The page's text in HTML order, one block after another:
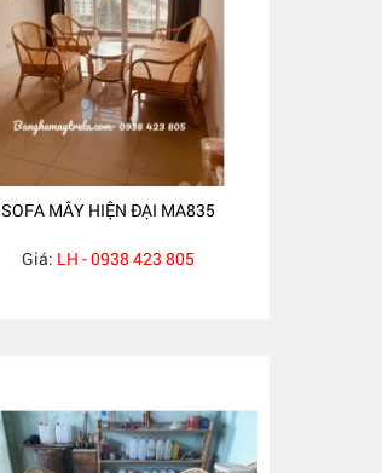
SOFA MÂY HIỆN ĐẠI MA835
Giá: LH - 0938 423 805